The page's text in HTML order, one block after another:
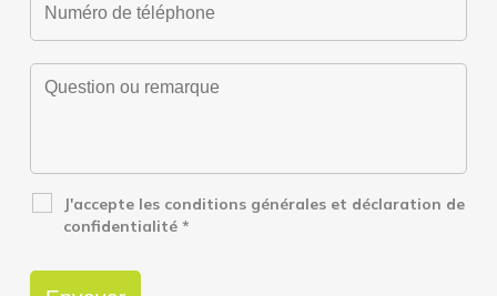
J'accepte les conditions générales et déclaration de
confidentialité *